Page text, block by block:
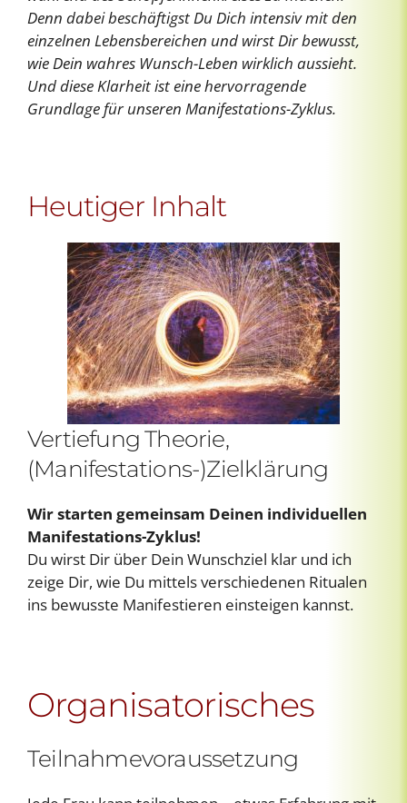
Denn dabei beschäftigst Du Dich intensiv mit den
einzelnen Lebensbereichen und wirst Dir bewusst,
wie Dein wahres Wunsch-Leben wirklich aussieht.
Und diese Klarheit ist eine hervorragende
Grundlage für unseren Manifestations-Zyklus.
Heutiger Inhalt
Vertiefung Theorie,
(Manifestations-)Zielklärung
Wir starten gemeinsam Deinen individuellen
Manifestations-Zyklus!
Du wirst Dir über Dein Wunschziel klar und ich
zeige Dir, wie Du mittels verschiedenen Ritualen
ins bewusste Manifestieren einsteigen kannst.
Organisatorisches
Teilnahmevoraussetzung